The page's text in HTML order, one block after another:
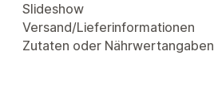
Slideshow
Versand/Lieferinformationen
Zutaten oder Nährwertangaben